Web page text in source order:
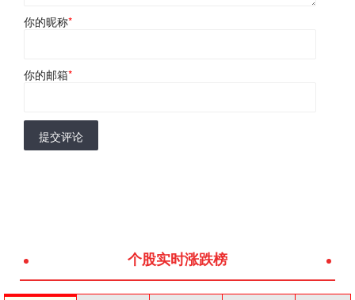
你的昵称*
你的邮箱*
提交评论
个股实时涨跌榜